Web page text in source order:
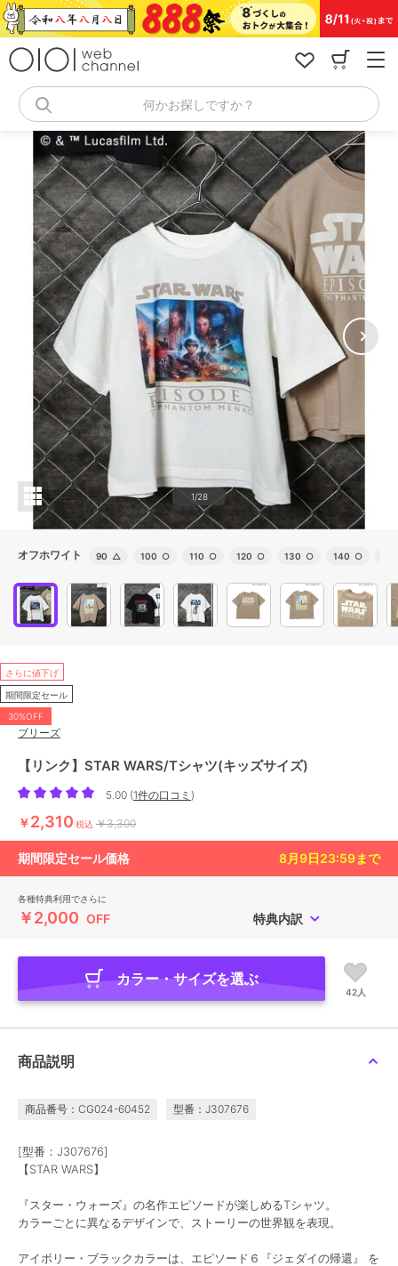
コ
ン
何かお探しですか？
1/28
オフホワイト 90 △ 100 ○ 110 ○ 120 ○ 130 ○ 140 ○
さらに値下げ
期間限定セール
30%OFF
ブリーズ
【リンク】STAR WARS/Tシャツ(キッズサイズ)
5.00 (1件の口コミ )
￥2,310 税込 ￥3,300
期間限定セール価格 8月9日23:59まで
各種特典利用でさらに
￥2,000 OFF 特典内訳
カラー・サイズを選ぶ
42人
商品説明
商品番号：CG024-60452 型番：J307676
[型番：J307676]
【STAR WARS】
『スター・ウォーズ』の名作エピソードが楽しめるTシャツ。
カラーごとに異なるデザインで、ストーリーの世界観を表現。
アイボリー・ブラックカラーは、エピソード６『ジェダイの帰還』 を